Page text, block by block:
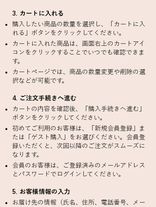
3. カートに入れる
購入したい商品の数量を選択し、「カートに入
れる」ボタンをクリックしてください。
カートに入れた商品は、画面右上のカートアイ
コンをクリックすることでいつでも確認できま
す。
カートページでは、商品の数量変更や削除の選
択などが可能です。
4. ご注文手続きへ進む
カートの内容を確認後、「購入手続きへ進む」
ボタンをクリックしてください。
初めてご利用のお客様は、「新規会員登録」ま
たは「ゲスト購入」をお選びください。会員登
録いただくと、次回以降のご注文がスムーズに
なります。
会員のお客様は、ご登録済みのメールアドレス
とパスワードでログインしてください。
5. お客様情報の入力
お届け先の情報（氏名、住所、電話番号、メー